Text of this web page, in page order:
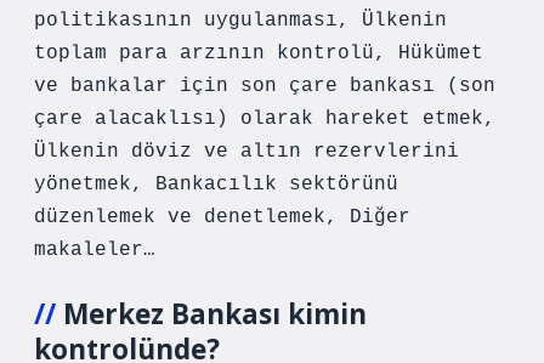
politikasının uygulanması, Ülkenin
toplam para arzının kontrolü, Hükümet
ve bankalar için son çare bankası (son
çare alacaklısı) olarak hareket etmek,
Ülkenin döviz ve altın rezervlerini
yönetmek, Bankacılık sektörünü
düzenlemek ve denetlemek, Diğer
makaleler…
Merkez Bankası kimin
kontrolünde?